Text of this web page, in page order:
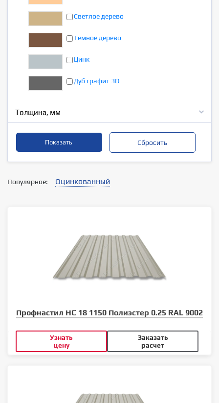
Светлое дерево
Тёмное дерево
Цинк
Дуб графит 3D
Толщина, мм
Популярное: Оцинкованный
Профнастил НС 18 1150 Полиэстер 0.25 RAL 9002
Узнать
цену
Заказать
расчет